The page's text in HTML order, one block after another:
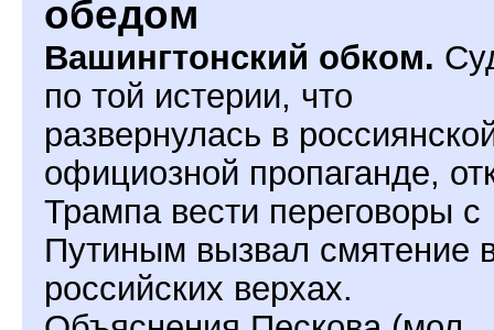
обедом
Вашингтонский обком.
по той истерии, что
развернулась в
официозной пропаганде,
Трампа вести переговоры с
Путиным вызвал смятение
российских верхах.